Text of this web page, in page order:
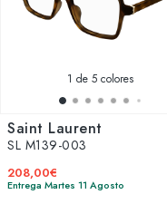
1 de 5 colores
Saint Laurent
SL M139-003
208,00€
Entrega Martes 11 Agosto